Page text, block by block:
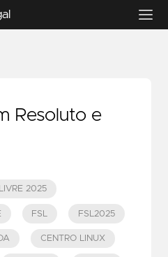
Resoluto e
2025
FSL FSL2025
CENTRO LINUX